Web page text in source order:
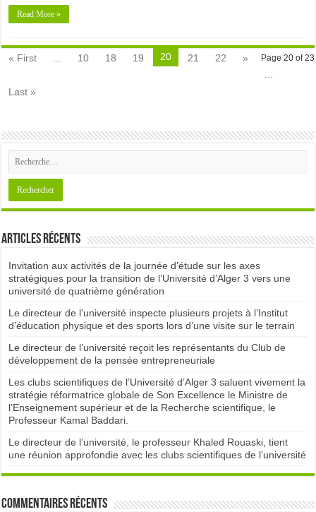
Read More »
Page 20 of 23
« First 10 18 19 20 21 22
»
Last »
Articles récents
Invitation aux activités de la journée d’étude sur les axes
stratégiques pour la transition de l’Université d’Alger 3 vers une
université de quatrième génération
Le directeur de l’université inspecte plusieurs projets à l’Institut
d’éducation physique et des sports lors d’une visite sur le terrain
Le directeur de l’université reçoit les représentants du Club de
développement de la pensée entrepreneuriale
Les clubs scientifiques de l’Université d’Alger 3 saluent vivement la
stratégie réformatrice globale de Son Excellence le Ministre de
l’Enseignement supérieur et de la Recherche scientifique, le
Professeur Kamal Baddari.
Le directeur de l’université, le professeur Khaled Rouaski, tient
une réunion approfondie avec les clubs scientifiques de l’université
Commentaires récents